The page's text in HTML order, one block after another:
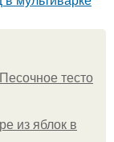
тесто
из яблок в